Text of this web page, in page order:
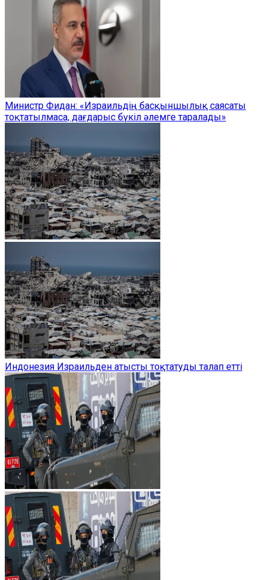
Министр Фидан: «Израильдің басқыншылық саясаты
тоқтатылмаса, дағдарыс бүкіл әлемге таралады»
Индонезия Израильден атысты тоқтатуды талап етті